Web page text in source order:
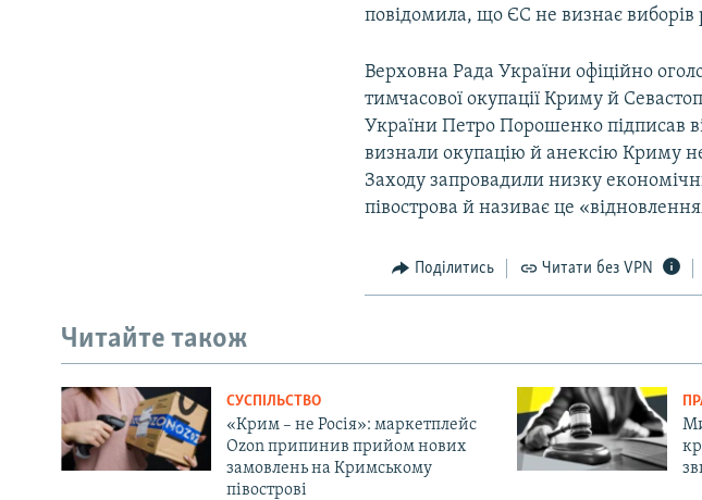
повідомила, що ЄС не визнає виборів
Верховна Рада України офіційно
тимчасової окупації Криму й
України Петро Порошенко підписав
визнали окупацію й анексію Криму
Заходу запровадили низку
півострова й називає це
Поділитись Читати без VPN
Читайте також
СУСПІЛЬСТВО
«Крим – не Росія»: маркетплейс
Ozon припинив прийом нових
замовлень на Кримському
півострові